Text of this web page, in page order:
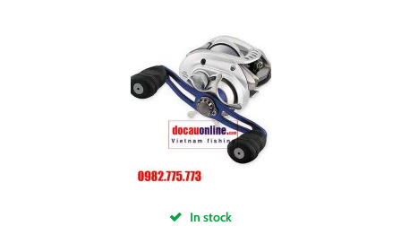
In stock